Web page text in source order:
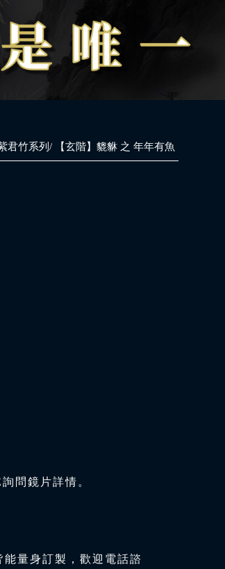
君竹系列 【玄階】貔貅 之 年年有魚
問鏡片詳情。
量身訂製，歡迎電話諮